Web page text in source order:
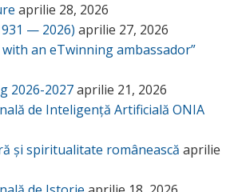
aprilie 28, 2026
— 2026) aprilie 27, 2026
an eTwinning ambassador”
2026-2027aprilie 21, 2026
de Inteligență Artificială ONIA
și spiritualitate românească aprilie